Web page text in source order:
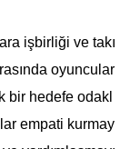
işbirliği ve takı
oyuncular
bir hedefe odakl
empati kurmay